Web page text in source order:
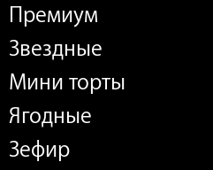
Премиум
Звездные
Мини торты
Ягодные
Зефир